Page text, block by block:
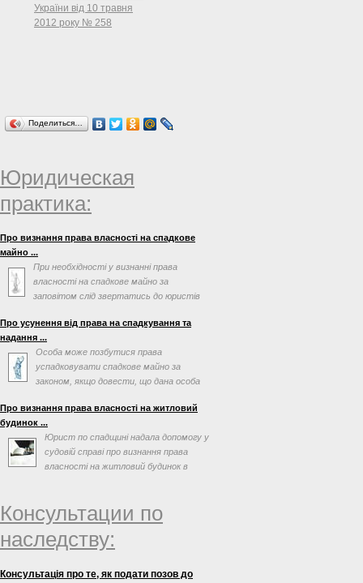
України від 10 травня
2012 року № 258
Поделиться…
Юридическая
практика:
Про визнання права власності на спадкове
майно ...
При необхідності у визнанні права
власності на спадкове майно за
заповітом слід звертатись до юристів
Про усунення від права на спадкування та
надання ...
Особа може позбутися права
успадковувати спадкове майно за
законом, якщо довести, що дана особа
Про визнання права власності на житловий
будинок ...
Юрист по спадщині надала допомогу у
судовій справі про визнання права
власності на житловий будинок в
Консультации по
наследству:
Консультація про те, як подати позов до